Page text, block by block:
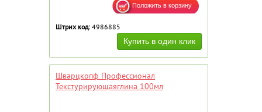
Штрих код: 4986885
Шварцкопф Профессионал
Текстурирующаяглина 100мл